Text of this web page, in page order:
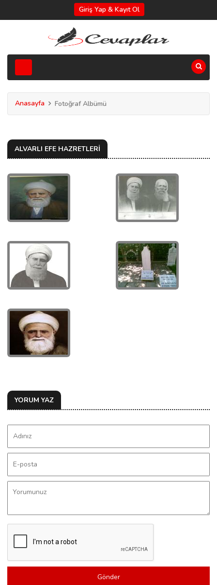
Giriş Yap & Kayıt Ol
Anasayfa Fotoğraf Albümü
ALVARLI EFE HAZRETLERİ
YORUM YAZ
Gönder